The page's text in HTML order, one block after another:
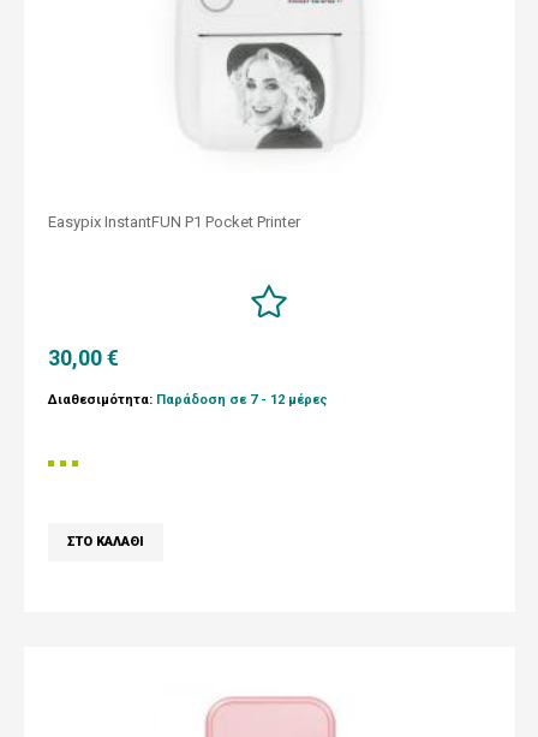
Easypix InstantFUN P1 Pocket Printer
30,00 €
Διαθεσιμότητα: Παράδοση σε 7 - 12 μέρες